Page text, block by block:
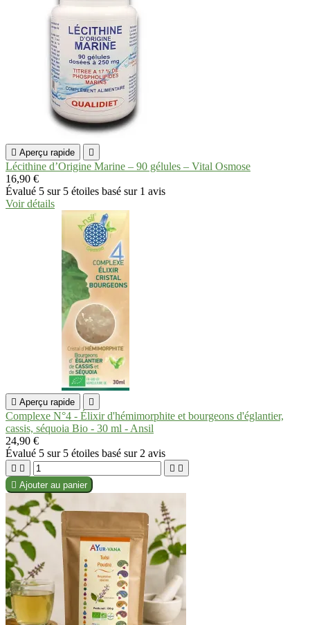
 Aperçu rapide 
Lécithine d’Origine Marine – 90 gélules – Vital Osmose
16,90 €
Évalué 5 sur 5 étoiles basé sur 1 avis
Voir détails
 Aperçu rapide 
Complexe N°4 - Élixir d'hémimorphite et bourgeons d'églantier,
cassis, séquoia Bio - 30 ml - Ansil
24,90 €
Évalué 5 sur 5 étoiles basé sur 2 avis
   
 Ajouter au panier